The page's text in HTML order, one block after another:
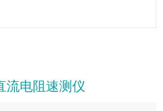
流电阻速测仪